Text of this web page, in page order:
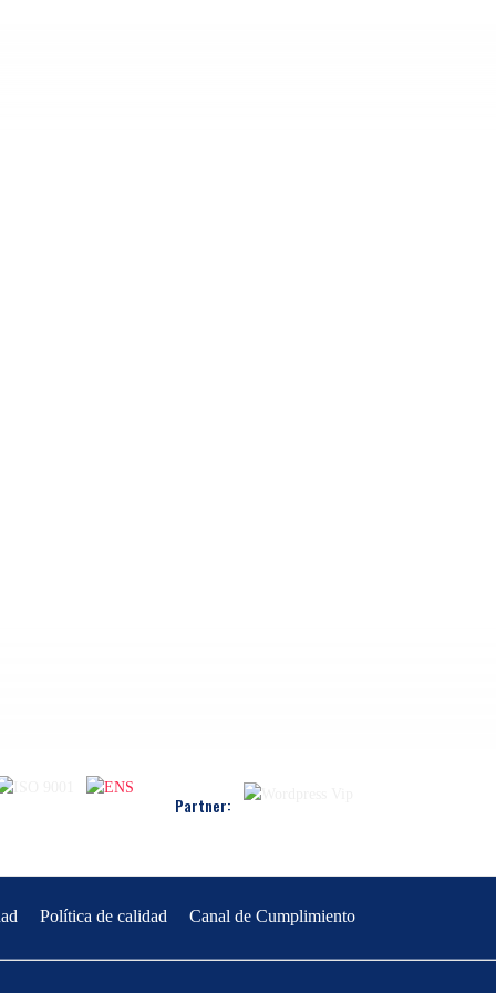
Partner:
Política de calidad Canal de Cumplimiento